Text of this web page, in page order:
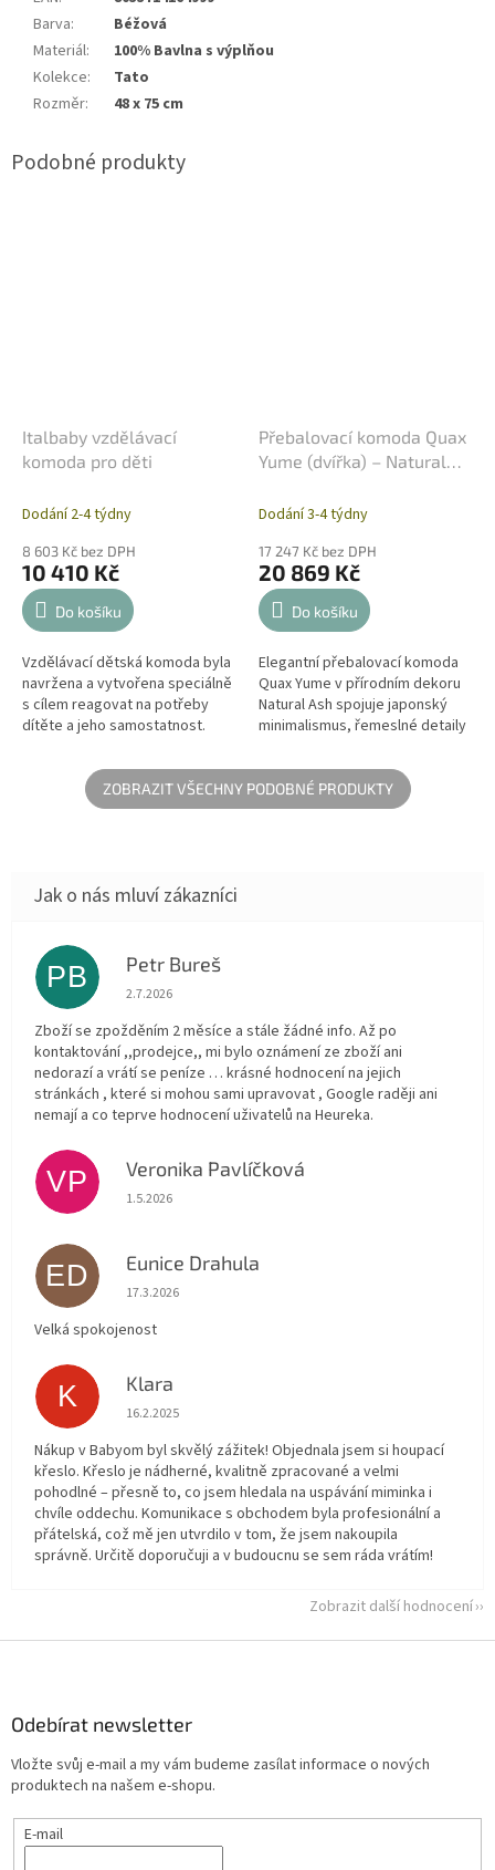
Barva:
Béžová
Materiál:
100% Bavlna s výplňou
Kolekce:
Tato
Rozměr: 48 x 75 cm
Italbaby vzdělávací
komoda pro děti
Dodání 2-4 týdny
8 603 Kč bez DPH
10 410 Kč
Do košíku
Vzdělávací dětská komoda byla
navržena a vytvořena speciálně
s cílem reagovat na potřeby
dítěte a jeho samostatnost.
dítěte, bez omezení a bez...
Přebalovací komoda Quax
Yume (dvířka) – Natural
Dodání 3-4 týdny
17 247 Kč bez DPH
20 869 Kč
Do košíku
Elegantní přebalovací komoda
Quax Yume v přírodním dekoru
Natural Ash spojuje japonský
minimalismus, řemeslné detaily
klasických zásuvek nabízí...
ZOBRAZIT VŠECHNY PODOBNÉ PRODUKTY
PB Petr Bureš
Hodnocení obchodu je 1 z 5 hvězdiček.
2.7.2026
Zboží se zpožděním 2 měsíce a stále žádné info. Až po
kontaktování ,,prodejce,, mi bylo oznámení ze zboží ani
nedorazí a vrátí se peníze … krásné hodnocení na jejich
stránkách , které si mohou sami upravovat , Google raději ani
nemají a co teprve hodnocení uživatelů na Heureka.
VP Veronika Pavlíčková
Hodnocení obchodu je 5 z 5 hvězdiček.
1.5.2026
ED Eunice Drahula
Hodnocení obchodu je 5 z 5 hvězdiček.
17.3.2026
Velká spokojenost
K Klara
Hodnocení obchodu je 5 z 5 hvězdiček.
16.2.2025
Nákup v Babyom byl skvělý zážitek! Objednala jsem si houpací
křeslo. Křeslo je nádherné, kvalitně zpracované a velmi
pohodlné – přesně to, co jsem hledala na uspávání miminka i
chvíle oddechu. Komunikace s obchodem byla profesionální a
přátelská, což mě jen utvrdilo v tom, že jsem nakoupila
správně. Určitě doporučuji a v budoucnu se sem ráda vrátím!
Zobrazit další hodnocení
Odebírat newsletter
Vložte svůj e-mail a my vám budeme zasílat informace o nových
produktech na našem e-shopu.
E-mail